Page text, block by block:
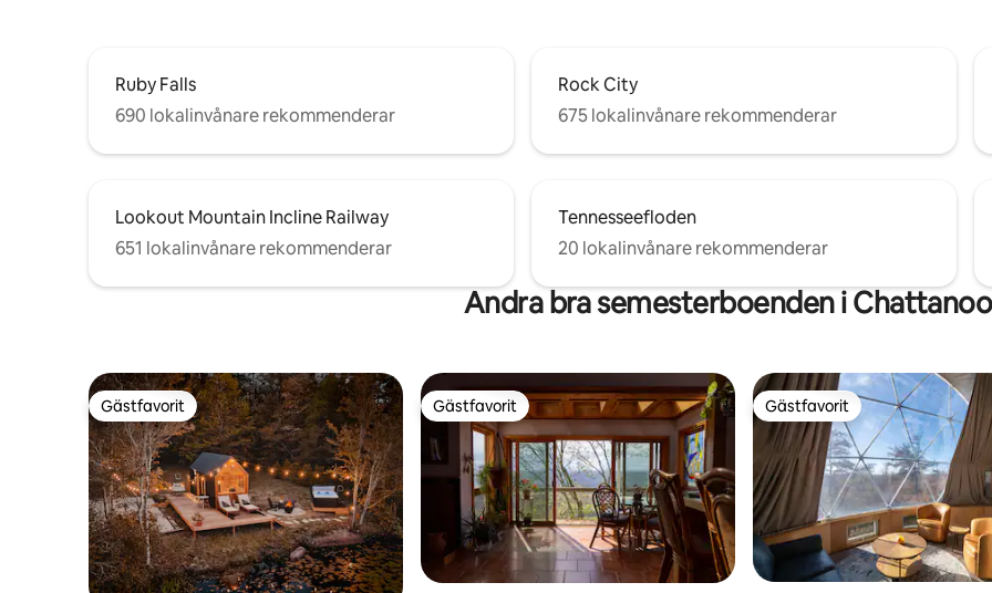
Ruby Falls
690 lokalinvånare rekommenderar
Rock City
675 lokalinvånare rekommenderar
Lookout Mountain Incline Railway
651 lokalinvånare rekommenderar
Tennesseefloden
20 lokalinvånare rekommenderar
Andra bra semesterboenden i
Gästfavorit
Gästfavorit Gästfavorit
Gästfavorit Gästfavorit
Gästfavorit